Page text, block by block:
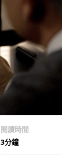
閱讀時間
3分鐘